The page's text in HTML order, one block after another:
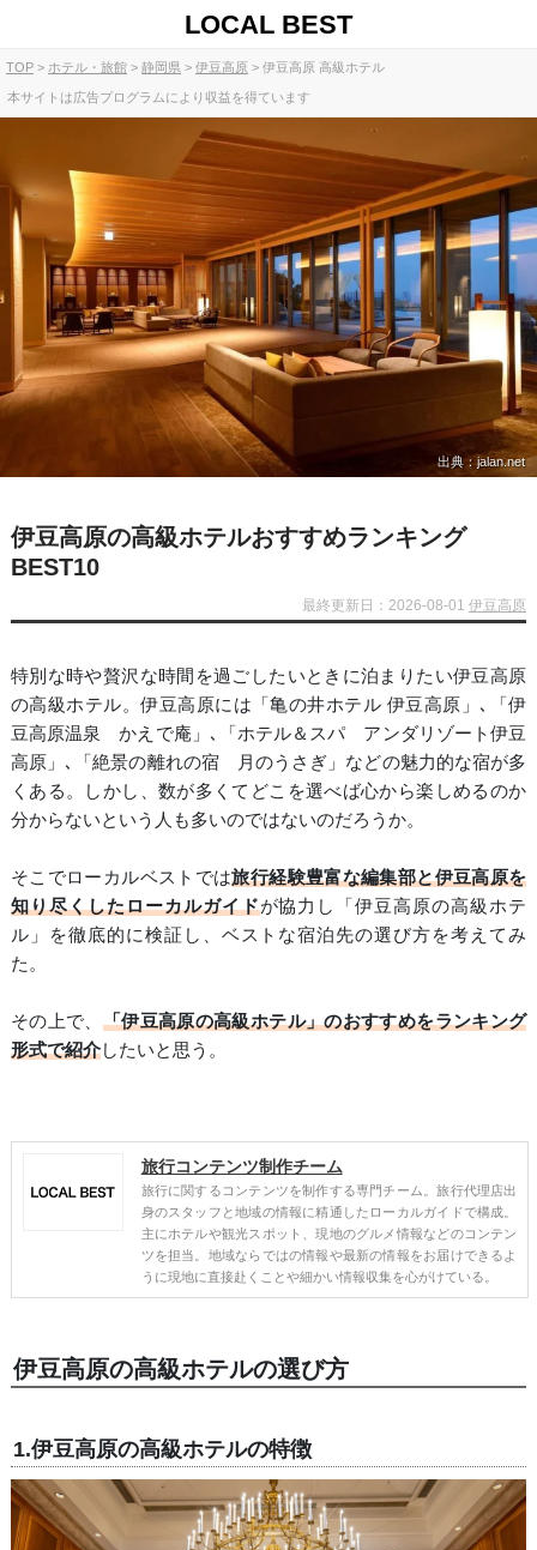
LOCAL BEST
TOP ホテル・旅館 静岡県 伊豆高原 伊豆高原 高級ホテル
本サイトは広告プログラムにより収益を得ています
出典：jalan.net
伊豆高原の高級ホテルおすすめランキング
BEST10
最終更新日：2026-08-01伊豆高原
特別な時や贅沢な時間を過ごしたいときに泊まりたい伊豆高原
の高級ホテル。伊豆高原には「亀の井ホテル 伊豆高原」､「伊
豆高原温泉 かえで庵」､「ホテル＆スパ アンダリゾート伊豆
高原」､「絶景の離れの宿 月のうさぎ」などの魅力的な宿が多
くある。しかし、数が多くてどこを選べば心から楽しめるのか
分からないという人も多いのではないのだろうか。
そこでローカルベストでは旅行経験豊富な編集部と伊豆高原を
知り尽くしたローカルガイドが協力し「伊豆高原の高級ホテ
ル」を徹底的に検証し、ベストな宿泊先の選び方を考えてみ
た。
その上で、 「伊豆高原の高級ホテル」のおすすめをランキング
形式で紹介したいと思う。
旅行コンテンツ制作チーム
旅行に関するコンテンツを制作する専門チーム。旅行代理店出
身のスタッフと地域の情報に精通したローカルガイドで構成。
主にホテルや観光スポット、現地のグルメ情報などのコンテン
ツを担当。地域ならではの情報や最新の情報をお届けできるよ
うに現地に直接赴くことや細かい情報収集を心がけている。
伊豆高原の高級ホテルの選び方
1.伊豆高原の高級ホテルの特徴